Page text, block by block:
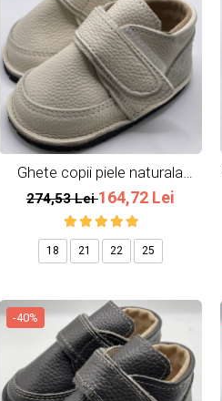
Ghete copii piele naturala
Ivoire
274,53 Lei164,72 Lei
18 21 22 25
-40%